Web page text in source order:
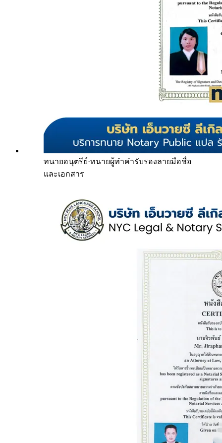
ทนายอนุตรีย์·ทนายผู้ทำคำรับรองลายมือชื่อ
และเอกสาร